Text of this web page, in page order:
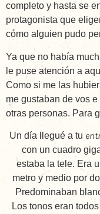
completo y hasta se
protagonista que
cómo alguien pudo
Ya que no había
le puse atención a
Como si me las
me gustaban de vos
otras personas. Para
Un día llegué a tu
con un cuadro
estaba la tele. Era
metro y medio por
Predominaban
Los tonos eran